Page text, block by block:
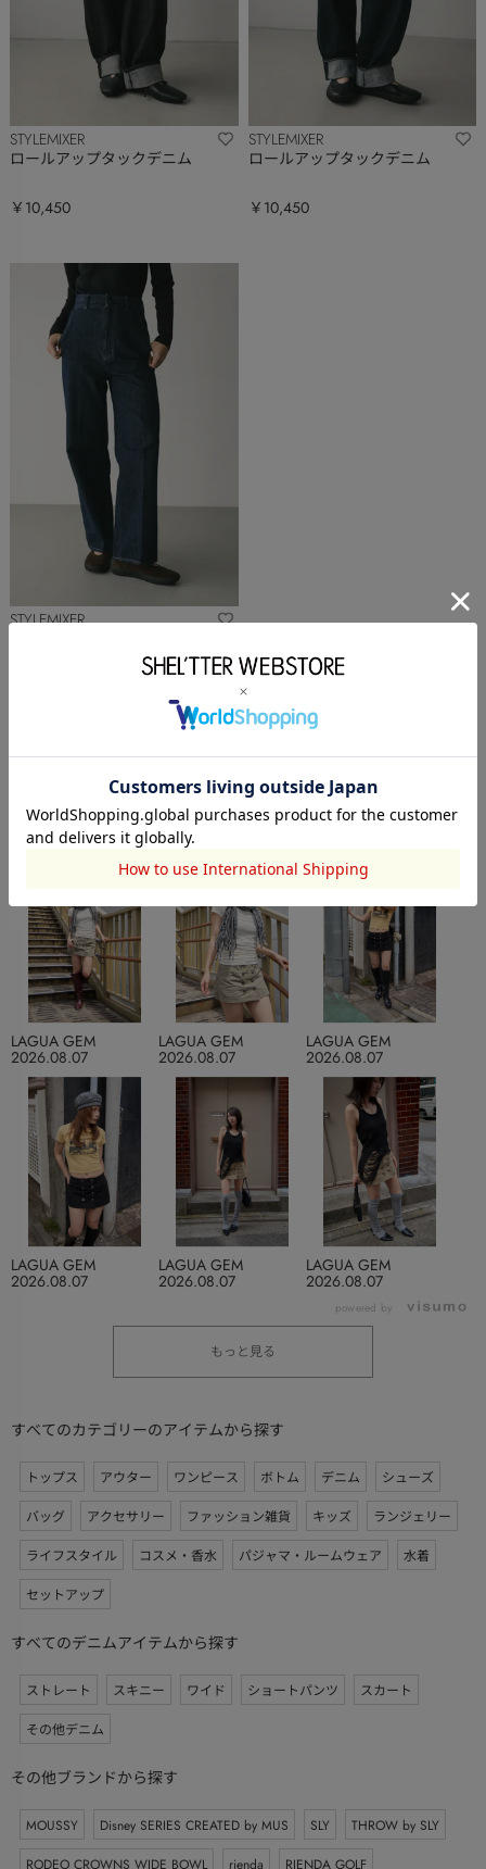
STYLEMIXER
ロールアップタックデニム
￥10,450
STYLEMIXER
ロールアップタックデニム
￥10,450
STYLEMIXER
COORDINATE
2026.08.07
LAGUA GEM
2026.08.07
LAGUA GEM
2026.08.07
LAGUA GEM
2026.08.07
LAGUA GEM
2026.08.07
LAGUA GEM
2026.08.07
LAGUA GEM
powered by
もっと見る
すべてのカテゴリーのアイテムから探す
トップス アウター ワンピース ボトム デニム
シューズ
バッグ
アクセサリー ファッション雑貨 キッズ
ランジェリー
ライフスタイル
コスメ・香水 パジャマ・ルームウェア
水着
セットアップ
すべてのデニムアイテムから探す
ストレート スキニー ワイド ショートパンツ
スカート
その他デニム
その他ブランドから探す
MOUSSY Disney SERIES CREATED by MUS SLY
THROW by SLY
RODEO CROWNS WIDE BOWL
rienda RIENDA GOLF